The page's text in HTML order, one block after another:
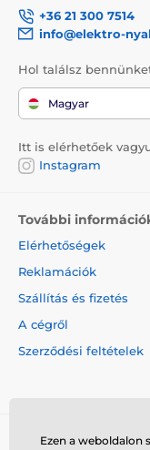
+36 21 300 7514
info@elektro-
Hol találsz
Magyar
Itt is elérhetőek
Instagram
További
Elérhetőségek
Reklamációk
Szállítás és fizetés
A cégről
Szerződési feltételek
Ezen a weboldalon